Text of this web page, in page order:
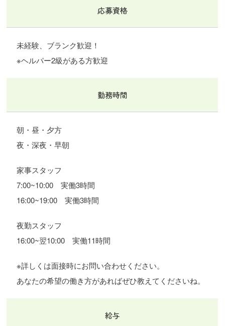
応募資格
未経験、ブランク歓迎！
※ヘルパー2級がある方歓迎
勤務時間
朝・昼・夕方
夜・深夜・早朝
家事スタッフ
7:00~10:00 実働3時間
16:00~19:00 実働3時間
夜勤スタッフ
16:00~翌10:00 実働11時間
※詳しくは面接時にお問い合わせください。
あなたの希望の働き方があればぜひ教えてくださいね。
給与